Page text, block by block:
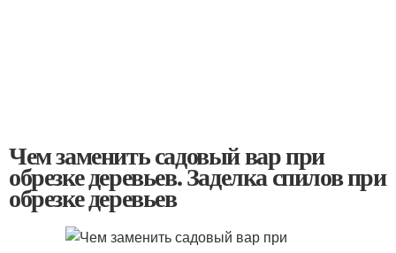
Чем заменить садовый вар при
обрезке деревьев. Заделка спилов при
обрезке деревьев